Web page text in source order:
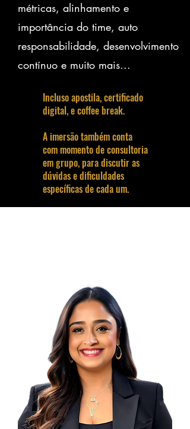
métricas, alinhamento e
importância do time, auto
responsabilidade, desenvolvimento
contínuo e muito mais...
Incluso apostila, certificado
digital, e coffee break.
A imersão também conta
com momento de consultoria
em grupo, para discutir as
dúvidas e dificuldades
específicas de cada um.